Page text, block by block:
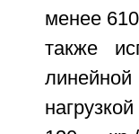
менее
также
линейной